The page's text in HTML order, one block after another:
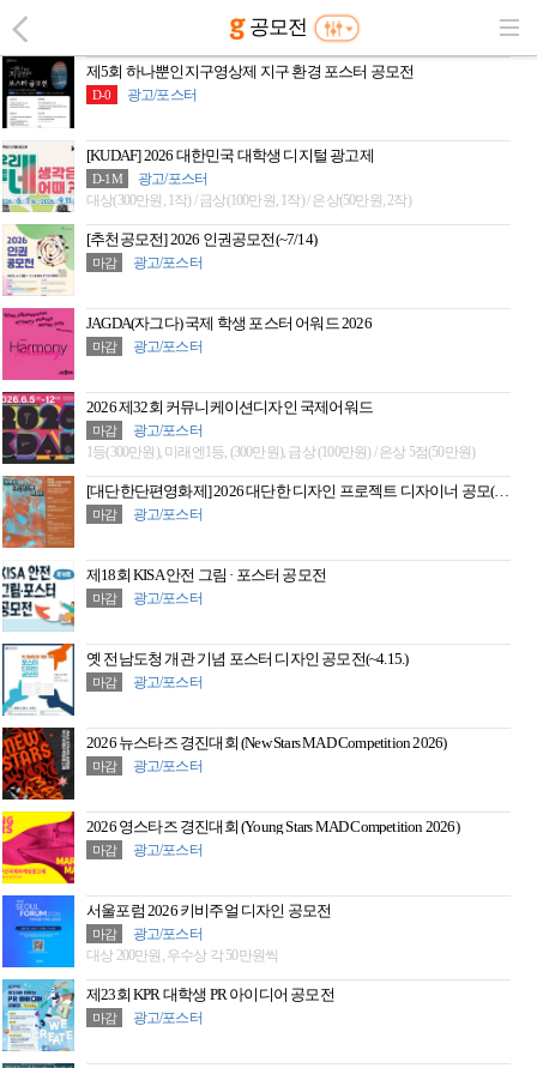
공모전
제5회 하나뿐인지구영상제 지구 환경 포스터 공모전
D-0 광고/포스터
[KUDAF] 2026 대한민국 대학생 디지털 광고제
D-1M
광고/포스터
대상(300만원, 1작) / 금상(100만원, 1작) / 은상(50만원, 2작)
[추천공모전] 2026 인권공모전(~7/14)
마감 광고/포스터
JAGDA(자그다) 국제 학생 포스터 어워드 2026
마감 광고/포스터
2026 제32회 커뮤니케이션디자인 국제어워드
마감
광고/포스터
1등(300만원), 미래엔1등, (300만원), 금상 (100만원) / 은상 5점(50만원)
[대단한단편영화제] 2026 대단한 디자인 프로젝트 디자이너 공모(5/1~6/9)
마감 광고/포스터
제18회 KISA 안전 그림 · 포스터 공모전
마감 광고/포스터
옛 전남도청 개관 기념 포스터 디자인 공모전(~4.15.)
마감 광고/포스터
2026 뉴스타즈 경진대회 (New Stars MAD Competition 2026)
마감 광고/포스터
2026 영스타즈 경진대회 (Young Stars MAD Competition 2026)
마감 광고/포스터
서울포럼 2026 키비주얼 디자인 공모전
마감
광고/포스터
대상 200만원, 우수상 각 50만원씩
제23회 KPR 대학생 PR 아이디어 공모전
마감 광고/포스터